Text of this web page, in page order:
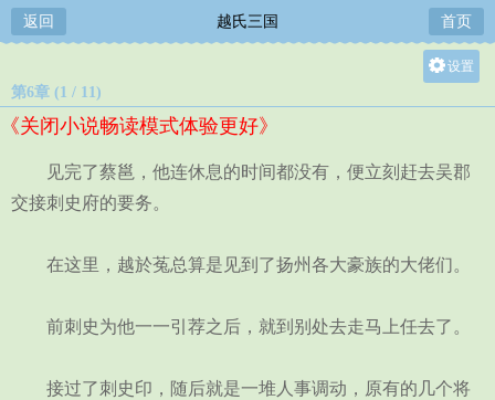
返回 越氏三国 首页
设置
中
第6章 (1 / 11)
《关闭小说畅读模式体验更好》
见完了蔡邕，他连休息的时间都没有，便立刻赶去吴郡
交接刺史府的要务。
在这里，越於菟总算是见到了扬州各大豪族的大佬们。
前刺史为他一一引荐之后，就到别处去走马上任去了。
接过了刺史印，随后就是一堆人事调动，原有的几个将